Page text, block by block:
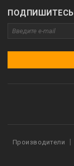
Производители